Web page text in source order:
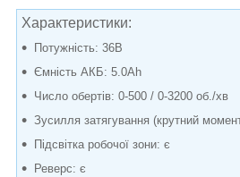
Характеристики:
Потужність: 36В
Ємність АКБ: 5.0Ah
Число обертів: 0-500 / 0-3200 об./хв
Зусилля затягування (крутний
Підсвітка робочої зони: є
Реверс: є